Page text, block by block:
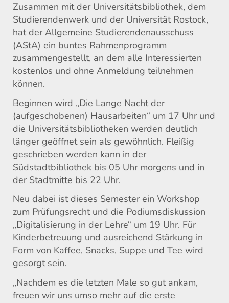
Zusammen mit der Universitätsbibliothek, dem
Studierendenwerk und der Universität Rostock,
hat der Allgemeine Studierendenausschuss
(AStA) ein buntes Rahmenprogramm
zusammengestellt, an dem alle Interessierten
kostenlos und ohne Anmeldung teilnehmen
können.
Beginnen wird „Die Lange Nacht der
(aufgeschobenen) Hausarbeiten“ um 17 Uhr und
die Universitätsbibliotheken werden deutlich
länger geöffnet sein als gewöhnlich. Fleißig
geschrieben werden kann in der
Südstadtbibliothek bis 05 Uhr morgens und in
der Stadtmitte bis 22 Uhr.
Neu dabei ist dieses Semester ein Workshop
zum Prüfungsrecht und die Podiumsdiskussion
„Digitalisierung in der Lehre“ um 19 Uhr. Für
Kinderbetreuung und ausreichend Stärkung in
Form von Kaffee, Snacks, Suppe und Tee wird
gesorgt sein.
„Nachdem es die letzten Male so gut ankam,
freuen wir uns umso mehr auf die erste